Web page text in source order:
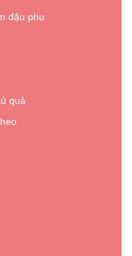
đậu phụ
quả